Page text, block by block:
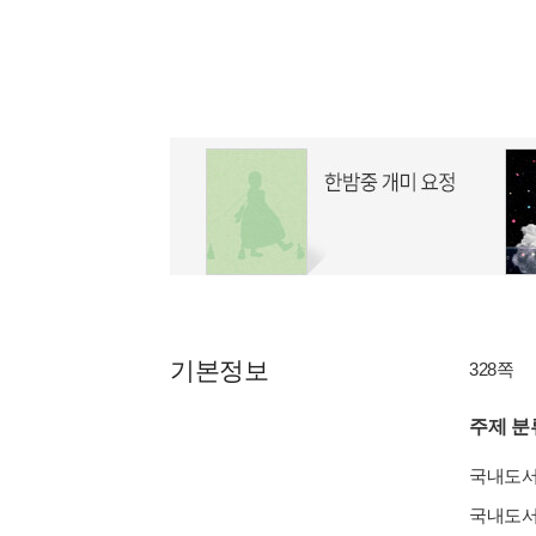
기본정보 328쪽
주제 분
국내도
국내도